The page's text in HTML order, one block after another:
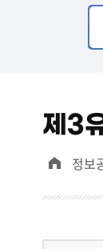
제3
정보